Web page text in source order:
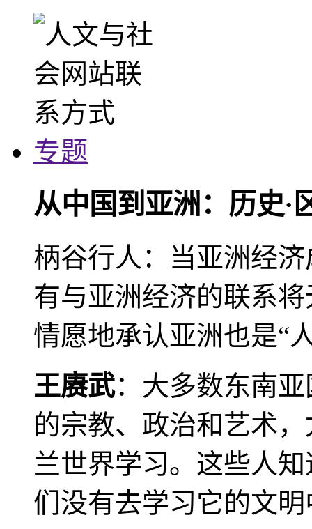
专题
从中国到亚洲：历史·
柄谷行人：当亚洲经
有与亚洲经济的联系
情愿地承认亚洲也是“
王赓武：大多数东南
的宗教、政治和艺术
兰世界学习。这些人
们没有去学习它的文